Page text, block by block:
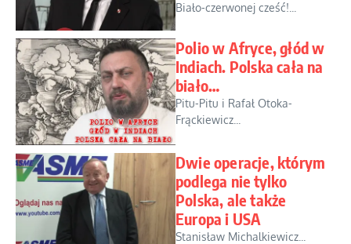
Biało-czerwonej cześć!...
Polio w Afryce, głód w
Indiach. Polska cała na
biało…
Pitu-Pitu i Rafał Otoka-
Frąckiewicz...
Dwie operacje, którym
podlega nie tylko
Polska, ale także
Europa i USA
Stanisław Michalkiewicz...